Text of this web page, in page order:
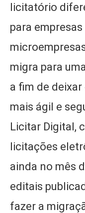
licitatório
para
migra para
a fim de
mais ágil e
Licitar Digital,
licitações
ainda no mês
editais
fazer a